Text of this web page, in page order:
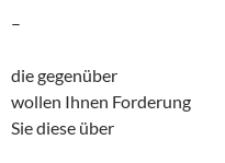
–
die gegenüber
wollen Ihnen Forderung
Sie diese über